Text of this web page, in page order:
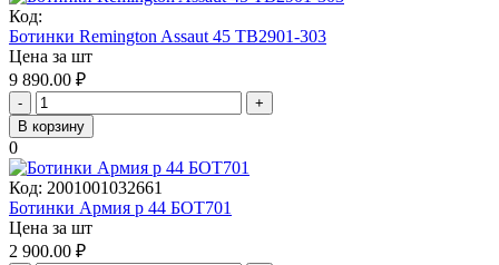
Код:
Ботинки Remington Assaut 45 TB2901-303
Цена за шт
9 890.00 ₽
-
+
В корзину
0
Код: 2001001032661
Ботинки Армия р 44 БОТ701
Цена за шт
2 900.00 ₽